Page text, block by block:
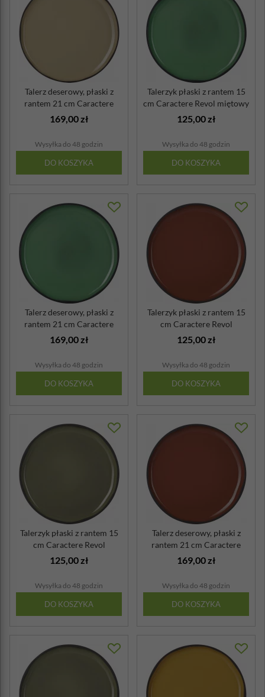
Talerz deserowy, płaski z
rantem 21 cm Caractere
Revol ga...
169,00 zł
Wysyłka do 48 godzin
DO KOSZYKA
Talerzyk płaski z rantem 15
cm Caractere Revol miętowy
125,00 zł
Wysyłka do 48 godzin
DO KOSZYKA
Talerz deserowy, płaski z
rantem 21 cm Caractere
Revol mi...
169,00 zł
Wysyłka do 48 godzin
DO KOSZYKA
Talerzyk płaski z rantem 15
cm Caractere Revol
cynamonowy
125,00 zł
Wysyłka do 48 godzin
DO KOSZYKA
Talerzyk płaski z rantem 15
cm Caractere Revol
kardamon
125,00 zł
Wysyłka do 48 godzin
DO KOSZYKA
Talerz deserowy, płaski z
rantem 21 cm Caractere
Revol cy...
169,00 zł
Wysyłka do 48 godzin
DO KOSZYKA